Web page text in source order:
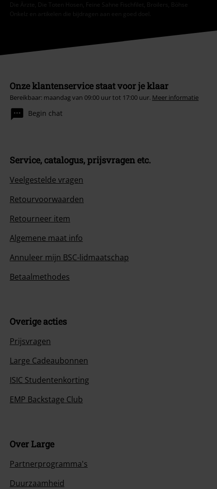
Die Ärzte, Die Toten Hosen, Feine Sahne Fischfilet, Broilers, Böhse
Onkelz en artikelen die bijdragen aan een goed doel.
Onze klantenservice staat voor je klaar
Bereikbaar: maandag van 09:00 uur tot 17:00 uur. Meer informatie
Begin chat
Service, catalogus, prijsvragen etc.
Veelgestelde vragen
Retourvoorwaarden
Retourneer item
Algemene maat info
Annuleer mijn BSC-lidmaatschap
Betaalmethodes
Overige acties
Prijsvragen
Large Cadeaubonnen
ISIC Studentenkorting
EMP Backstage Club
Over Large
Partnerprogramma's
Duurzaamheid